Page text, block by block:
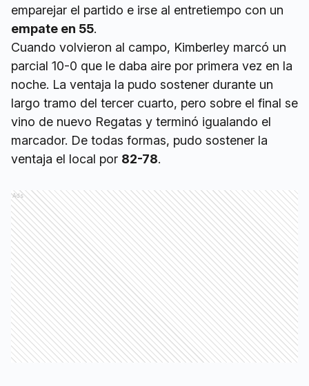
emparejar el partido e irse al entretiempo con un
empate en 55.
Cuando volvieron al campo, Kimberley marcó un
parcial 10-0 que le daba aire por primera vez en la
noche. La ventaja la pudo sostener durante un
largo tramo del tercer cuarto, pero sobre el final se
vino de nuevo Regatas y terminó igualando el
marcador. De todas formas, pudo sostener la
ventaja el local por 82-78.
Ads